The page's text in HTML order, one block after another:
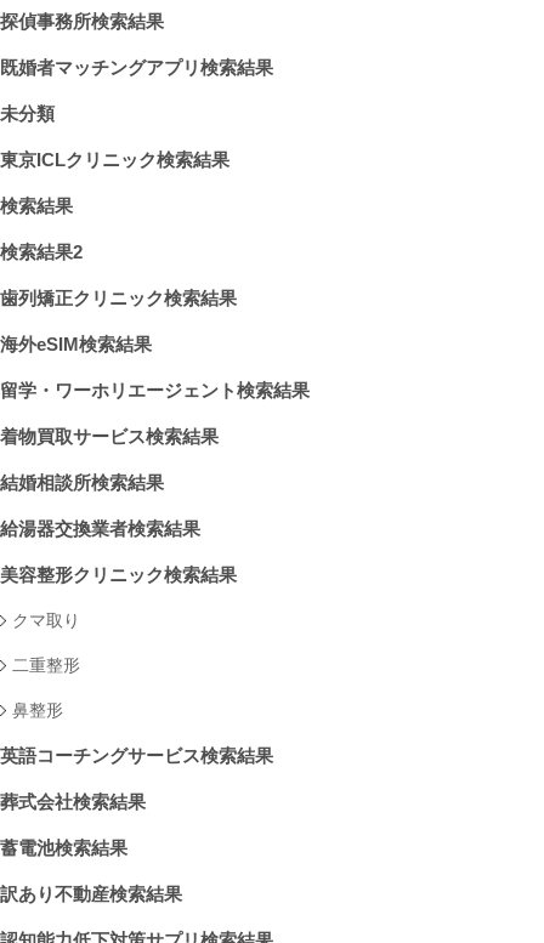
探偵事務所検索結果
既婚者マッチングアプリ検索結果
未分類
東京ICLクリニック検索結果
検索結果
検索結果2
歯列矯正クリニック検索結果
海外eSIM検索結果
留学・ワーホリエージェント検索結果
着物買取サービス検索結果
結婚相談所検索結果
給湯器交換業者検索結果
美容整形クリニック検索結果
クマ取り
二重整形
鼻整形
英語コーチングサービス検索結果
葬式会社検索結果
蓄電池検索結果
訳あり不動産検索結果